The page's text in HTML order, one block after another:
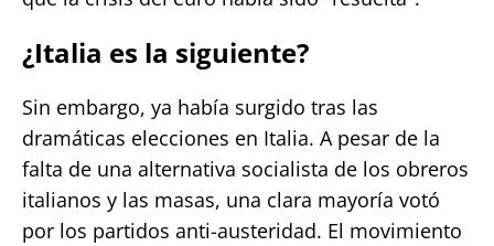
¿Italia es la siguiente?
Sin embargo, ya había surgido tras las
dramáticas elecciones en Italia. A pesar de la
falta de una alternativa socialista de los obreros
italianos y las masas, una clara mayoría votó
por los partidos anti-austeridad. El movimiento